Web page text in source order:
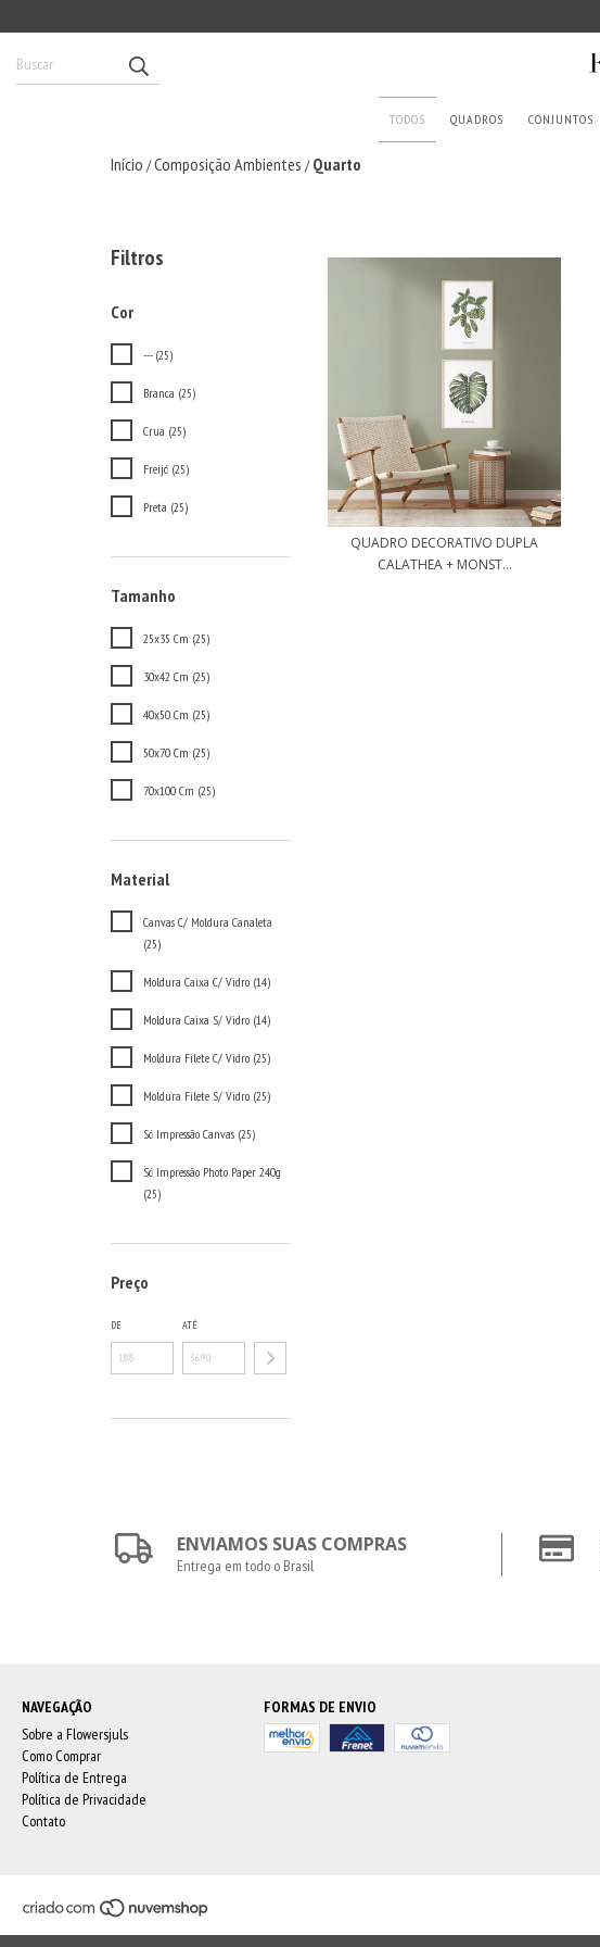
TODOS QUADROS CONJUNTOS
Início /Composição Ambientes / Quarto
Filtros
Cor
--- (25)
Branca (25)
Crua (25)
Freijó (25)
Preta (25)
Tamanho
25x35 Cm (25)
30x42 Cm (25)
40x50 Cm (25)
50x70 Cm (25)
70x100 Cm (25)
Material
Canvas C/ Moldura Canaleta
(25)
Moldura Caixa C/ Vidro (14)
Moldura Caixa S/ Vidro (14)
Moldura Filete C/ Vidro (25)
Moldura Filete S/ Vidro (25)
Só Impressão Canvas (25)
Só Impressão Photo Paper 240g
(25)
Preço
DE ATÉ
QUADRO DECORATIVO DUPLA
CALATHEA + MONST...
ENVIAMOS SUAS COMPRAS
Entrega em todo o Brasil
NAVEGAÇÃO
Sobre a Flowersjuls
Como Comprar
Política de Entrega
Política de Privacidade
Contato
FORMAS DE ENVIO